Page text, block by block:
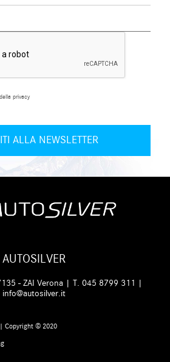
privacy
AUTOSILVER
- ZAI Verona | T.045 8799 311 |
info@autosilver.it
Copyright © 2020